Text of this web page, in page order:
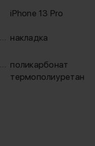
iPhone 13 Pro
накладка
поликарбонат
термополиуретан